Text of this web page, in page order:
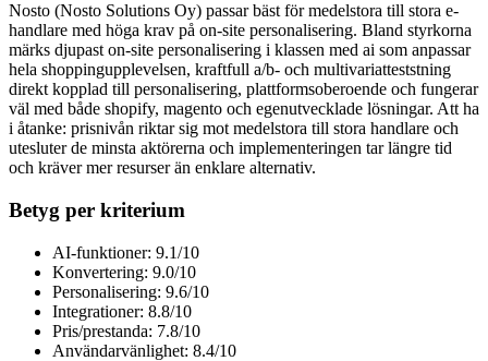
Nosto (Nosto Solutions Oy) passar bäst för medelstora till stora e-
handlare med höga krav på on-site personalisering. Bland styrkorna
märks djupast on-site personalisering i klassen med ai som anpassar
hela shoppingupplevelsen, kraftfull a/b- och multivariatteststning
direkt kopplad till personalisering, plattformsoberoende och fungerar
väl med både shopify, magento och egenutvecklade lösningar. Att ha
i åtanke: prisnivån riktar sig mot medelstora till stora handlare och
utesluter de minsta aktörerna och implementeringen tar längre tid
och kräver mer resurser än enklare alternativ.
Betyg per kriterium
AI-funktioner: 9.1/10
Konvertering: 9.0/10
Personalisering: 9.6/10
Integrationer: 8.8/10
Pris/prestanda: 7.8/10
Användarvänlighet: 8.4/10